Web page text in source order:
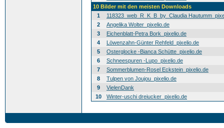
10 Bilder mit den meisten Downloads
1
118323_web_R_K_B_by_Claudia
2
Angelika Wolter_pixelio.de
3
Eichenblatt-Petra Bork_pixelio.de
4
Löwenzahn-Günter Rehfeld_pixelio.de
5
Osterglocke -Bianca Schütte_pixelio.de
6
Schneespuren -Lupo_pixelio.de
7
Sommerblumen-Rosel Eckstein_pixelio.de
8
Tulpen von Joujou_pixelio.de
9
VielenDank
10
Winter-uschi dreiucker_pixelio.de